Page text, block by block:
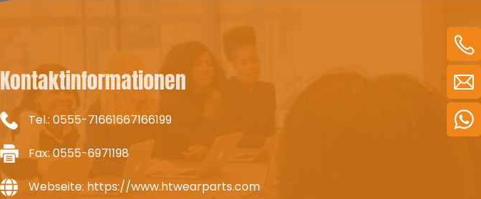
Kontaktinformationen
Tel.: 0555-71661667166199
Fax: 0555-6971198
Webseite: https://www.htwearparts.com